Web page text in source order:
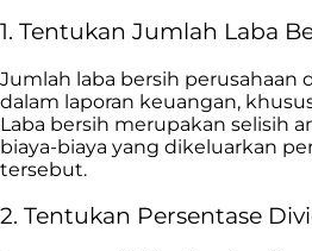
1. Tentukan Jumlah Laba
Jumlah laba bersih perusahaan
dalam laporan keuangan,
Laba bersih merupakan selisih
biaya-biaya yang dikeluarkan
tersebut.
2. Tentukan Persentase